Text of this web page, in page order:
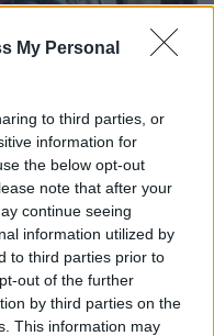
My Personal
to third parties, or
information for
the below opt-out
note that after your
continue seeing
information utilized by
to third parties prior to
out of the further
by third parties on the
This information may
100 EZER FORINTOS
NEM KELL KÜLÖN
előtt folyósítja a
novemberben, utalvány
1 hozzászólás